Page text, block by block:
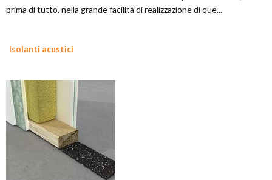
prima di tutto, nella grande facilità di realizzazione di que...
Isolanti acustici